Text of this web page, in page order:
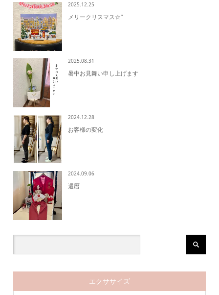
2025.12.25
メリークリスマス☆”
2025.08.31
暑中お見舞い申し上げます
2024.12.28
お客様の変化
2024.09.06
還暦
エクササイズ